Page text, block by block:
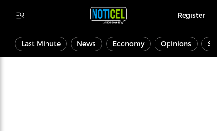
Register
Last Minute News Economy Opinions